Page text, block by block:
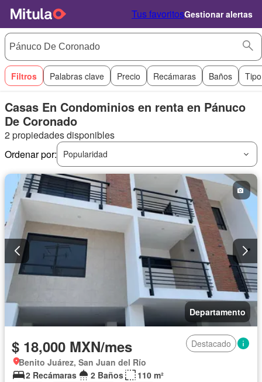
Tus favoritosGestionar alertas
Filtros Palabras clave Precio Recámaras Baños
Casas En Condominios en renta en Pánuco
De Coronado
2 propiedades disponibles
Ordenar por:
Popularidad
Departamento
$ 18,000 MXN/mes
Destacado
Benito Juárez, San Juan del Río
2 Recámaras
2 Baños
110 m²